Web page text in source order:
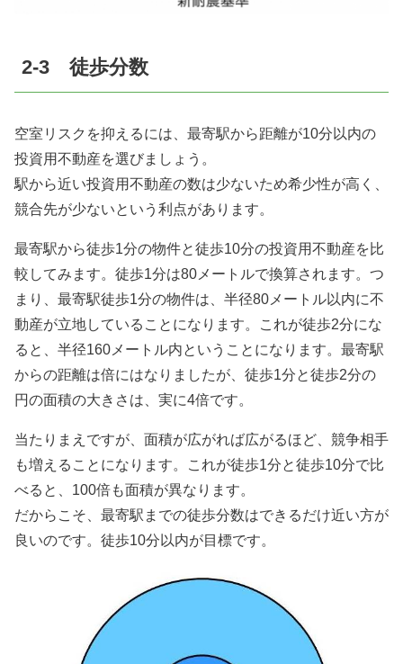
2-3 徒歩分数
空室リスクを抑えるには、最寄駅から距離が10分以内の
投資用不動産を選びましょう。
駅から近い投資用不動産の数は少ないため希少性が高く、
競合先が少ないという利点があります。
最寄駅から徒歩1分の物件と徒歩10分の投資用不動産を比
較してみます。徒歩1分は80メートルで換算されます。つ
まり、最寄駅徒歩1分の物件は、半径80メートル以内に不
動産が立地していることになります。これが徒歩2分にな
ると、半径160メートル内ということになります。最寄駅
からの距離は倍にはなりましたが、徒歩1分と徒歩2分の
円の面積の大きさは、実に4倍です。
当たりまえですが、面積が広がれば広がるほど、競争相手
も増えることになります。これが徒歩1分と徒歩10分で比
べると、100倍も面積が異なります。
だからこそ、最寄駅までの徒歩分数はできるだけ近い方が
良いのです。徒歩10分以内が目標です。